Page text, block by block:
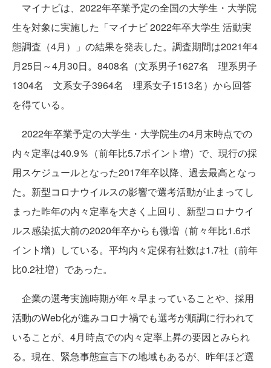
マイナビは、2022年卒業予定の全国の大学生・大学院
生を対象に実施した「マイナビ 2022年卒大学生 活動実
態調査（4月）」の結果を発表した。調査期間は2021年4
月25日～4月30日。8408名（文系男子1627名 理系男子
1304名 文系女子3964名 理系女子1513名）から回答
を得ている。
2022年卒業予定の大学生・大学院生の4月末時点での
内々定率は40.9％（前年比5.7ポイント増）で、現行の採
用スケジュールとなった2017年卒以降、過去最高となっ
た。新型コロナウイルスの影響で選考活動が止まってし
まった昨年の内々定率を大きく上回り、新型コロナウイ
ルス感染拡大前の2020年卒からも微増（前々年比1.6ポ
イント増）している。平均内々定保有社数は1.7社（前年
比0.2社増）であった。
企業の選考実施時期が年々早まっていることや、採用
活動のWeb化が進みコロナ禍でも選考が順調に行われて
いることが、4月時点での内々定率上昇の要因とみられ
る。現在、緊急事態宣言下の地域もあるが、昨年ほど選